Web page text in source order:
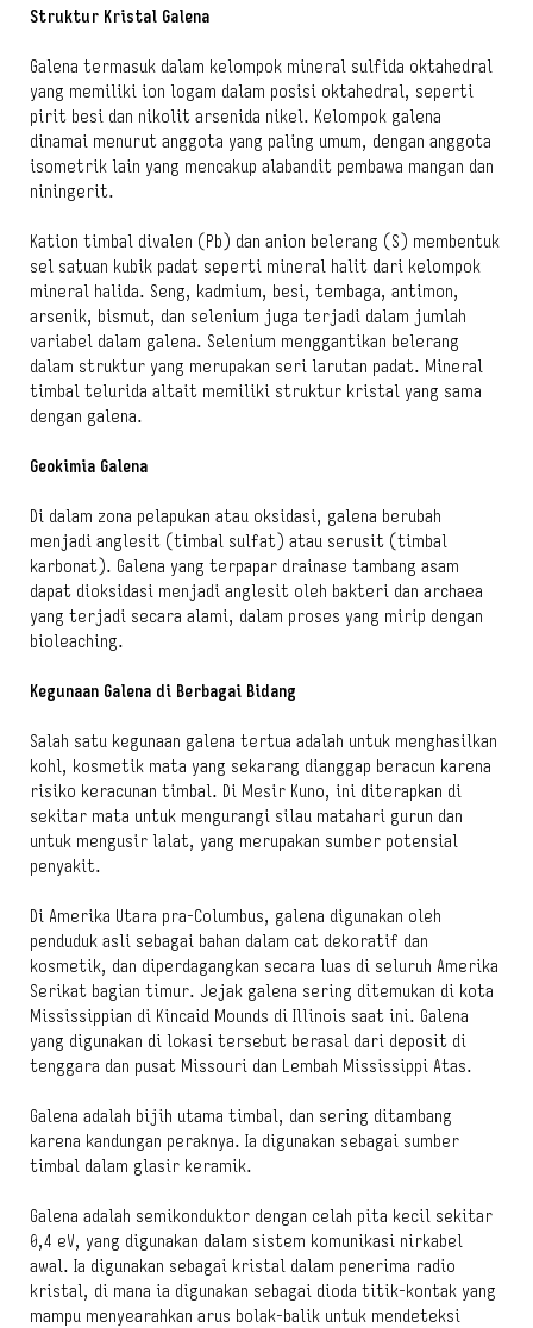
Struktur Kristal Galena
Galena termasuk dalam kelompok mineral sulfida oktahedral
yang memiliki ion logam dalam posisi oktahedral, seperti
pirit besi dan nikolit arsenida nikel. Kelompok galena
dinamai menurut anggota yang paling umum, dengan anggota
isometrik lain yang mencakup alabandit pembawa mangan dan
niningerit.
Kation timbal divalen (Pb) dan anion belerang (S) membentuk
sel satuan kubik padat seperti mineral halit dari kelompok
mineral halida. Seng, kadmium, besi, tembaga, antimon,
arsenik, bismut, dan selenium juga terjadi dalam jumlah
variabel dalam galena. Selenium menggantikan belerang
dalam struktur yang merupakan seri larutan padat. Mineral
timbal telurida altait memiliki struktur kristal yang sama
dengan galena.
Geokimia Galena
Di dalam zona pelapukan atau oksidasi, galena berubah
menjadi anglesit (timbal sulfat) atau serusit (timbal
karbonat). Galena yang terpapar drainase tambang asam
dapat dioksidasi menjadi anglesit oleh bakteri dan archaea
yang terjadi secara alami, dalam proses yang mirip dengan
bioleaching.
Kegunaan Galena di Berbagai Bidang
Salah satu kegunaan galena tertua adalah untuk menghasilkan
kohl, kosmetik mata yang sekarang dianggap beracun karena
risiko keracunan timbal. Di Mesir Kuno, ini diterapkan di
sekitar mata untuk mengurangi silau matahari gurun dan
untuk mengusir lalat, yang merupakan sumber potensial
penyakit.
Di Amerika Utara pra-Columbus, galena digunakan oleh
penduduk asli sebagai bahan dalam cat dekoratif dan
kosmetik, dan diperdagangkan secara luas di seluruh Amerika
Serikat bagian timur. Jejak galena sering ditemukan di kota
Mississippian di Kincaid Mounds di Illinois saat ini. Galena
yang digunakan di lokasi tersebut berasal dari deposit di
tenggara dan pusat Missouri dan Lembah Mississippi Atas.
Galena adalah bijih utama timbal, dan sering ditambang
karena kandungan peraknya. Ia digunakan sebagai sumber
timbal dalam glasir keramik.
Galena adalah semikonduktor dengan celah pita kecil sekitar
0,4 eV, yang digunakan dalam sistem komunikasi nirkabel
awal. Ia digunakan sebagai kristal dalam penerima radio
kristal, di mana ia digunakan sebagai dioda titik-kontak yang
mampu menyearahkan arus bolak-balik untuk mendeteksi